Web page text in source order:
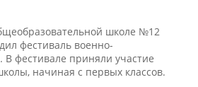
школе №12
фестиваль военно-
В фестивале приняли участие
начиная с первых классов.